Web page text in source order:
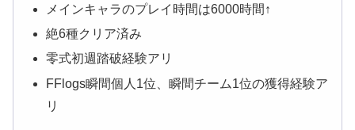
メインキャラのプレイ時間は6000時間↑
絶6種クリア済み
零式初週踏破経験アリ
FFlogs瞬間個人1位、瞬間チーム1位の獲得経験ア
リ